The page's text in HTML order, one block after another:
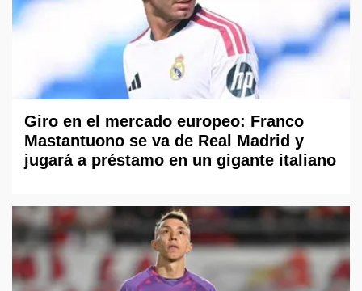
Giro en el mercado europeo: Franco
Mastantuono se va de Real Madrid y
jugará a préstamo en un gigante italiano